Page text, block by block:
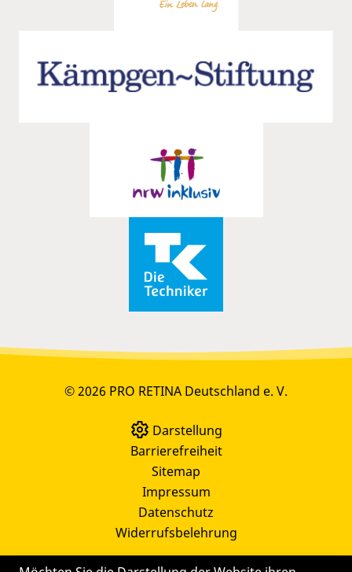
© 2026 PRO RETINA Deutschland e. V.
Darstellung
Barrierefreiheit
Sitemap
Impressum
Datenschutz
Widerrufsbelehrung